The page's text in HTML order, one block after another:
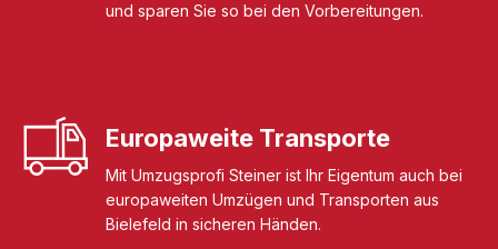
und sparen Sie so bei den Vorbereitungen.
Europaweite Transporte
Mit Umzugsprofi Steiner ist Ihr Eigentum auch bei
europaweiten Umzügen und Transporten aus
Bielefeld in sicheren Händen.